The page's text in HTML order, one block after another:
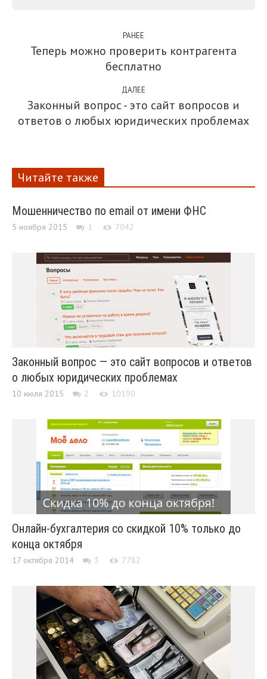
РАНЕЕ
Теперь можно проверить контрагента
бесплатно
ДАЛЕЕ
Законный вопрос - это сайт вопросов и
ответов о любых юридических проблемах
Читайте также
Мошенничество по email от имени ФНС
5 ноября 2015 1 7042
Законный вопрос — это сайт вопросов и ответов
о любых юридических проблемах
10 июля 2015 2 10190
Онлайн-бухгалтерия со скидкой 10% только до
конца октября
17 октября 2014 3 7782